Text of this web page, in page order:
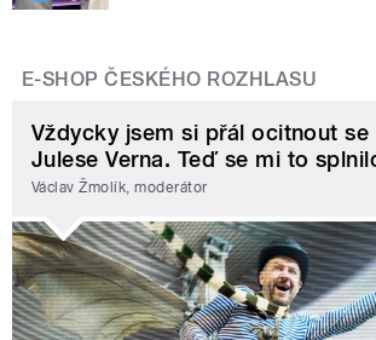
E-SHOP ČESKÉHO ROZHLASU
Vždycky jsem si přál ocitnout se
Julese Verna. Teď se mi to
Václav Žmolík, moderátor